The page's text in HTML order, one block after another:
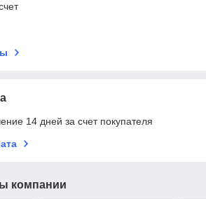
14 дней за счет покупателя
компании